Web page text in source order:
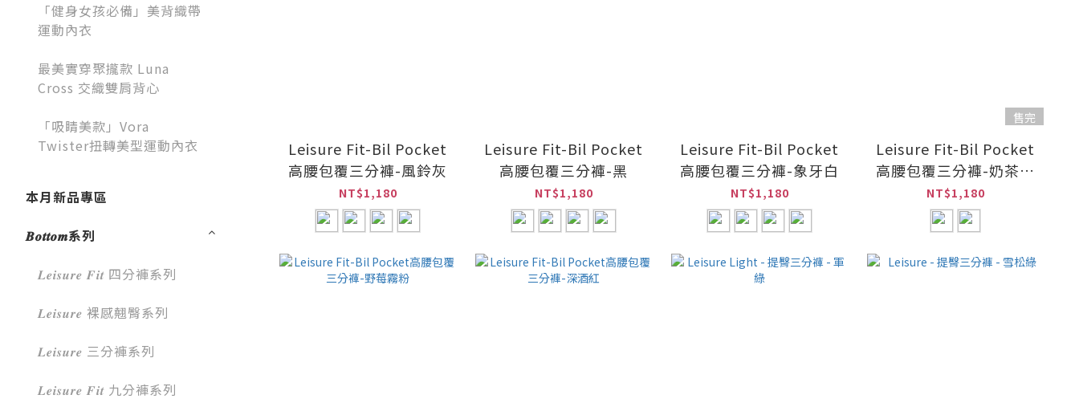
「健身女孩必備」美背織帶
運動內衣
最美實穿聚攏款 Luna
Cross 交織雙肩背心
「吸睛美款」Vora
Twister扭轉美型運動內衣
本月新品專區
𝑩𝒐𝒕𝒕𝒐𝒎系列
𝑳𝒆𝒊𝒔𝒖𝒓𝒆 𝑭𝒊𝒕 四分褲系列
𝑳𝒆𝒊𝒔𝒖𝒓𝒆 裸感翹臀系列
𝑳𝒆𝒊𝒔𝒖𝒓𝒆 三分褲系列
𝑳𝒆𝒊𝒔𝒖𝒓𝒆 𝑭𝒊𝒕 九分褲系列
Leisure Fit-Bil Pocket
高腰包覆三分褲-風鈴灰
NT$1,180
Leisure Fit-Bil Pocket
高腰包覆三分褲-黑
NT$1,180
Leisure Fit-Bil Pocket
高腰包覆三分褲-象牙白
NT$1,180
售完
Leisure Fit-Bil Pocket
高腰包覆三分褲-奶茶灰
棕
NT$1,180